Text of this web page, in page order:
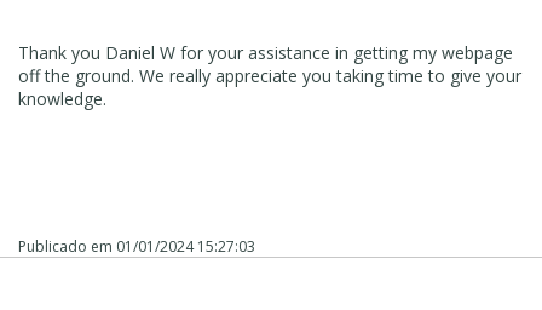
Thank you Daniel W for your assistance in getting my webpage
off the ground. We really appreciate you taking time to give your
knowledge.
Publicado em 01/01/2024 15:27:03